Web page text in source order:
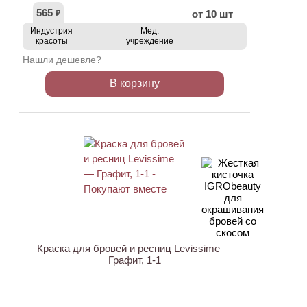
565 ₽ от 10 шт
Индустрия
красоты
Мед.
учреждение
Нашли дешевле?
В корзину
Краска для бровей и ресниц Levissime —
Графит, 1-1